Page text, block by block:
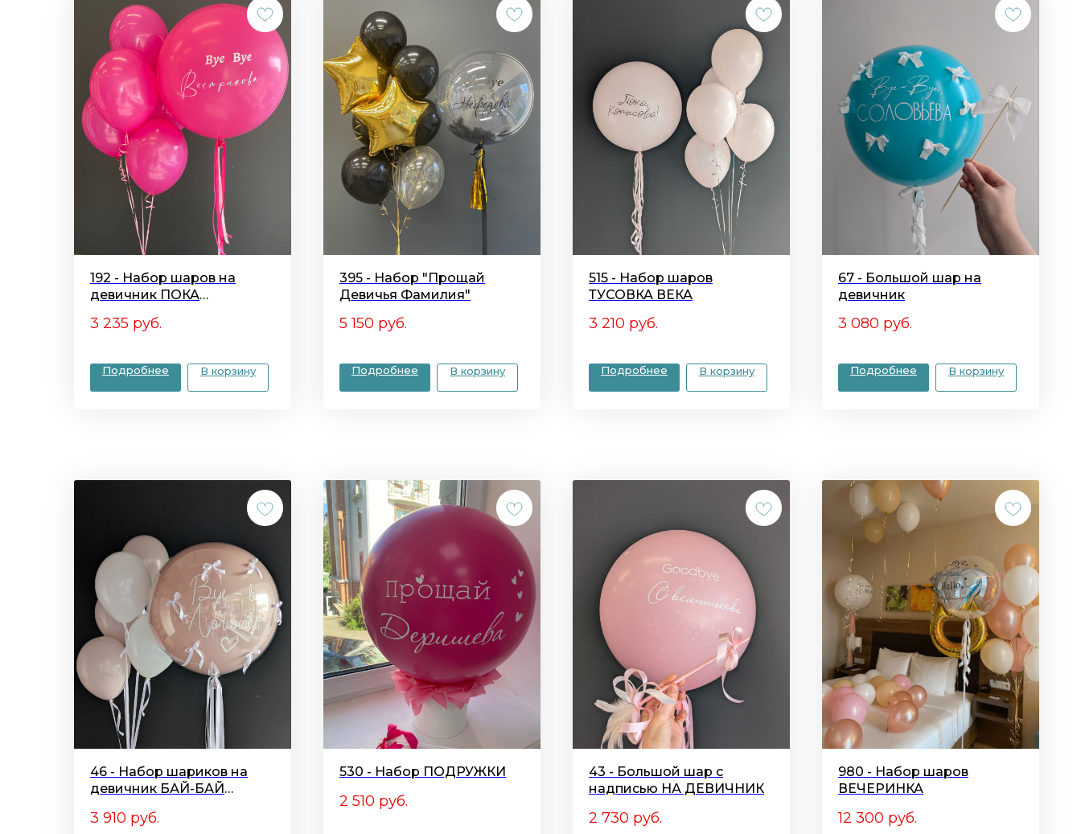
192 - Набор шаров на
девичник ПОКА
3 235 руб.
Подробнее В корзину
395 - Набор "Прощай
Девичья Фамилия"
5 150 руб.
Подробнее В корзину
515 - Набор шаров
ТУСОВКА ВЕКА
3 210 руб.
Подробнее В корзину
67 - Большой шар на
девичник
3 080 руб.
Подробнее В корзину
46 - Набор шариков на
девичник БАЙ-БАЙ
3 910 руб.
530 - Набор ПОДРУЖКИ
2 510 руб.
43 - Большой шар с
надписью НА ДЕВИЧНИК
2 730 руб.
980 - Набор шаров
ВЕЧЕРИНКА
12 300 руб.